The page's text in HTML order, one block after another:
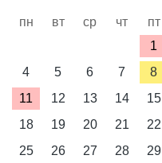
пн вт ср чт пт
1
4
5 6 7 8
11
12 13 14 15
18
19 20 21 22
25
26 27 28 29